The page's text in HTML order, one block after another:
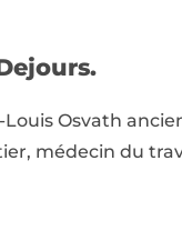
Louis Osvath
médecin du